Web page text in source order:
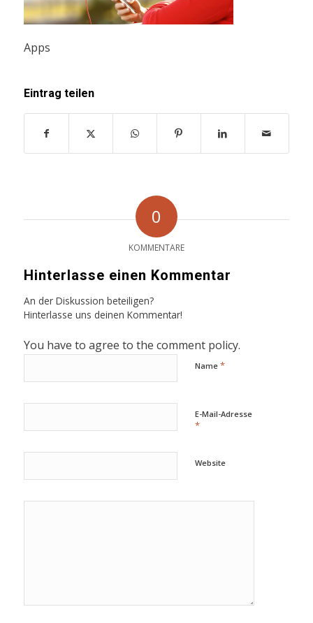
Apps
Eintrag teilen
0
KOMMENTARE
Hinterlasse einen Kommentar
An der Diskussion beteiligen?
Hinterlasse uns deinen Kommentar!
You have to agree to the comment policy.
Name *
E-Mail-Adresse
*
Website